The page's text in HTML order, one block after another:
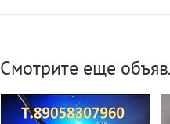
Смотрите еще